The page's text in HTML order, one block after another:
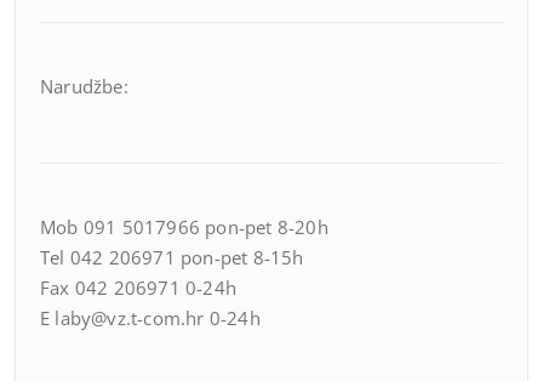
Narudžbe:
Mob 091 5017966 pon-pet 8-20h
Tel 042 206971 pon-pet 8-15h
Fax 042 206971 0-24h
E laby@vz.t-com.hr 0-24h